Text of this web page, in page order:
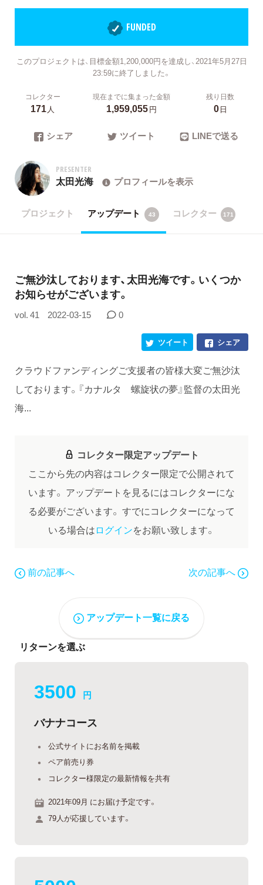
FUNDED
このプロジェクトは、目標金額1,200,000円を達成し、2021年5月27日
23:59に終了しました。
コレクター
171人
現在までに集まった金額
1,959,055円
残り日数
0日
シェア ツイート LINEで送る
PRESENTER
太田光海 プロフィールを表示
プロジェクト アップデート 43 コレクター 171
ご無沙汰しております、太田光海です。いくつか
お知らせがございます。
vol. 41 2022-03-15 0
シェア
ツイート
クラウドファンディングご支援者の皆様大変ご無沙汰
しております。『カナルタ 螺旋状の夢』監督の太田光
海...
コレクター限定アップデート
ここから先の内容はコレクター限定で公開されて
います。 アップデートを見るにはコレクターにな
る必要がございます。 すでにコレクターになって
いる場合はログインをお願い致します。
前の記事へ 次の記事へ
アップデート一覧に戻る
リターンを選ぶ
3500 円
バナナコース
公式サイトにお名前を掲載
ペア前売り券
コレクター様限定の最新情報を共有
2021年09月 にお届け予定です。
79人が応援しています。